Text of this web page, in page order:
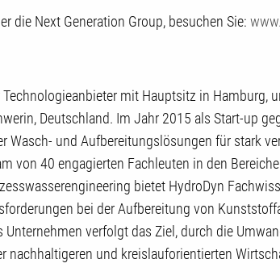
die Next Generation Group, besuchen Sie:
mit Hauptsitz in Hamburg,
Deutschland. Im Jahr 2015 als Start-up
Wasch- und Aufbereitungslösungen für stark
von 40 engagierten Fachleuten in den
bietet HydroDyn
bei der Aufbereitung von
Unternehmen verfolgt das Ziel, durch die
nachhaltigeren und kreislauforientierten